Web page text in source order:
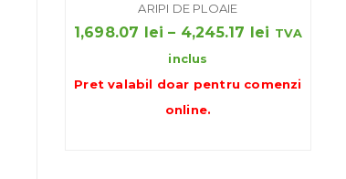
ARIPI DE PLOAIE
1,698.07 lei – 4,245.17 lei Interval
prețuri:
TVA
inclus
Pret valabil doar pentru comenzi
online.